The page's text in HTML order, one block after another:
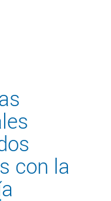
con la